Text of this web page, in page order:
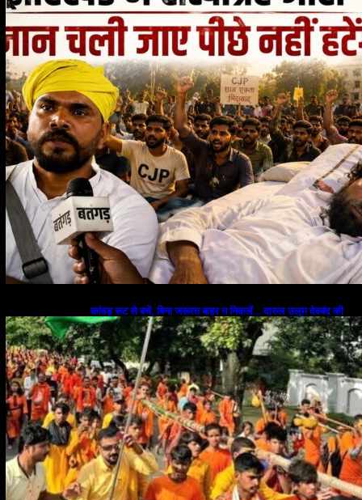
कांवड़ रूट से बचें, बिना जरूरत बाहर न निकलें… दारुल उलूम देवबंद की
छात्रों को सलाह